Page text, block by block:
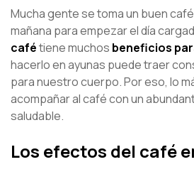
Mucha gente se toma un buen
mañana para empezar el día
cafétiene muchos beneficios
hacerlo en ayunas puede traer
para nuestro cuerpo. Por eso, lo
acompañar al café con un
saludable.
Los efectos del café